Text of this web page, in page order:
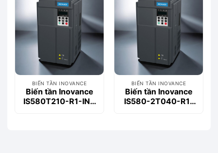
BIẾN TẦN INOVANCE
Biến tần Inovance
IS580T210-R1-INT
BIẾN TẦN INOVANCE
Biến tần Inovance
IS580-2T040-R1-